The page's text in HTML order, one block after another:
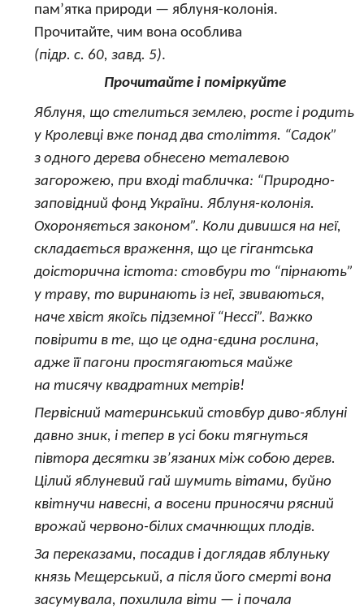
пам’ятка природи — яблуня-колонія.
Прочитайте, чим вона особлива
(підр. с. 60, завд. 5).
Прочитайте і поміркуйте
Яблуня, що стелиться землею, росте і родить
у Кролевці вже понад два століття. “Садок”
з одного дерева обнесено металевою
загорожею, при вході табличка: “Природно-
заповідний фонд України. Яблуня-колонія.
Охороняється законом”. Коли дивишся на неї,
складається враження, що це гігантська
доісторична істота: стовбури то “пірнають”
у траву, то виринають із неї, звиваються,
наче хвіст якоїсь підземної “Нессі”. Важко
повірити в те, що це одна-єдина рослина,
адже її пагони простягаються майже
на тисячу квадратних метрів!
Первісний материнський стовбур диво-яблуні
давно зник, і тепер в усі боки тягнуться
півтора десятки зв’язаних між собою дерев.
Цілий яблуневий гай шумить вітами, буйно
квітнучи навесні, а восени приносячи рясний
врожай червоно-білих смачнющих плодів.
За переказами, посадив і доглядав яблуньку
князь Мещерський, а після його смерті вона
засумувала, похилила віти — і почала